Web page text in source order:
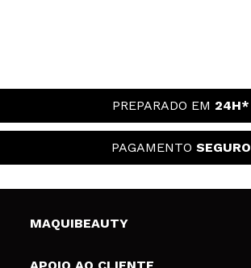
PREPARADO EM 24H*
PAGAMENTO SEGURO
MAQUIBEAUTY
Sobre nós
APOIO AO CLIENTE